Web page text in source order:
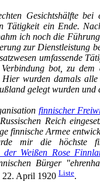
Gesichtshälfte
Tätigkeit ein Ende.
ich noch die
zur Dienstleistung
umfassende
bot, zu dem
wurden damals
gelegt wurden
finnischer
Reich
finnische Armee
mir die höchste
der Weißen Rose
Bürger
22. April 1920 Liste.